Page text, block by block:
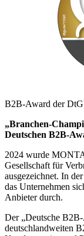
B2B-Award der
„Branchen-
Deutschen B2B-
2024 wurde
Gesellschaft für
ausgezeichnet. In
das Unternehmen
Anbieter durch.
Der „Deutsche
deutschlandweiten